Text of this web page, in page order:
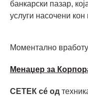
банкарски пазар,
услуги насочени
Моментално
Mенаџер за
СЕТЕК сé од